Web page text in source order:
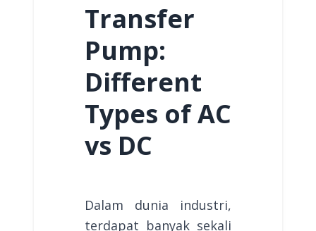
Transfer
Pump:
Different
Types of AC
vs DC
Dalam dunia industri,
terdapat banyak sekali